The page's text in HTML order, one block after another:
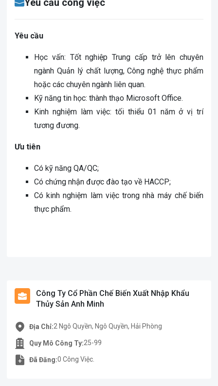
Yêu cầu công việc
Yêu cầu
Học vấn: Tốt nghiệp Trung cấp trở lên chuyên
ngành Quản lý chất lượng, Công nghệ thực phẩm
hoặc các chuyên ngành liên quan.
Kỹ năng tin học: thành thạo Microsoft Office.
Kinh nghiệm làm việc: tối thiểu 01 năm ở vị trí
tương đương.
Ưu tiên
Có kỹ năng QA/QC;
Có chứng nhận được đào tạo về HACCP;
Có kinh nghiệm làm việc trong nhà máy chế biến
thực phẩm.
Công Ty Cổ Phần Chế Biến Xuất Nhập Khẩu
Thủy Sản Anh Minh
Địa Chỉ:2 Ngô Quyền, Ngô Quyền, Hải Phòng
Quy Mô Công Ty:25-99
Đã Đăng:0 Công Việc.